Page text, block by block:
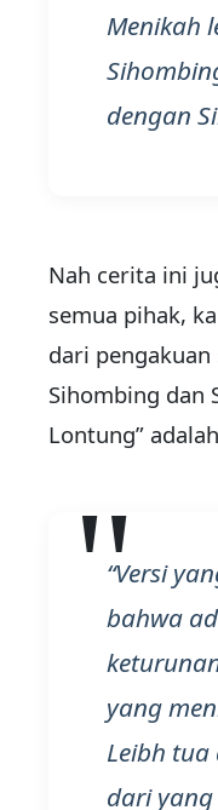
Menikah
dengan
Nah cerita ini
semua pihak,
dari
Sihombing dan
Lontung”
Versi
bahwa
yang
Leibh
dari